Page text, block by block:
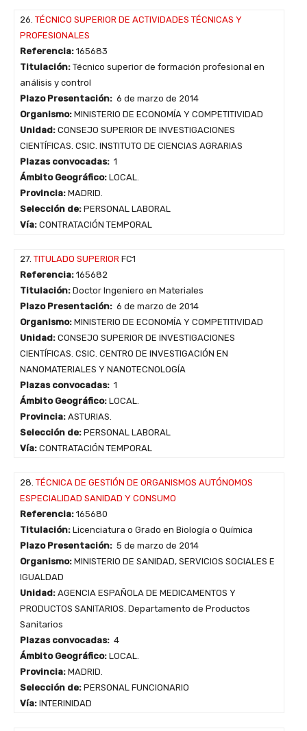
26. TÉCNICO SUPERIOR DE ACTIVIDADES TÉCNICAS Y
PROFESIONALES
Referencia: 165683
Titulación: Técnico superior de formación profesional en
análisis y control
Plazo Presentación: 6 de marzo de 2014
Organismo: MINISTERIO DE ECONOMÍA Y COMPETITIVIDAD
Unidad: CONSEJO SUPERIOR DE INVESTIGACIONES
CIENTÍFICAS. CSIC. INSTITUTO DE CIENCIAS AGRARIAS
Plazas convocadas: 1
Ámbito Geográfico: LOCAL.
Provincia: MADRID.
Selección de: PERSONAL LABORAL
Vía: CONTRATACIÓN TEMPORAL
27. TITULADO SUPERIOR FC1
Referencia: 165682
Titulación: Doctor Ingeniero en Materiales
Plazo Presentación: 6 de marzo de 2014
Organismo: MINISTERIO DE ECONOMÍA Y COMPETITIVIDAD
Unidad: CONSEJO SUPERIOR DE INVESTIGACIONES
CIENTÍFICAS. CSIC. CENTRO DE INVESTIGACIÓN EN
NANOMATERIALES Y NANOTECNOLOGÍA
Plazas convocadas: 1
Ámbito Geográfico: LOCAL.
Provincia: ASTURIAS.
Selección de: PERSONAL LABORAL
Vía: CONTRATACIÓN TEMPORAL
28. TÉCNICA DE GESTIÓN DE ORGANISMOS AUTÓNOMOS
ESPECIALIDAD SANIDAD Y CONSUMO
Referencia: 165680
Titulación: Licenciatura o Grado en Biología o Química
Plazo Presentación: 5 de marzo de 2014
Organismo: MINISTERIO DE SANIDAD, SERVICIOS SOCIALES E
IGUALDAD
Unidad: AGENCIA ESPAÑOLA DE MEDICAMENTOS Y
PRODUCTOS SANITARIOS. Departamento de Productos
Sanitarios
Plazas convocadas: 4
Ámbito Geográfico: LOCAL.
Provincia: MADRID.
Selección de: PERSONAL FUNCIONARIO
Vía: INTERINIDAD